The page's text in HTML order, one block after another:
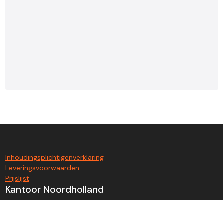
Inhoudingsplichtigenverklaring
Leveringsvoorwaarden
Prijslijst
Kantoor Noordholland